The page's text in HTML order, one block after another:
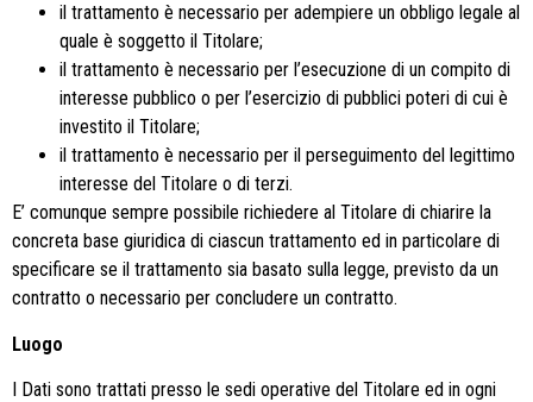
il trattamento è necessario per adempiere un obbligo legale al
quale è soggetto il Titolare;
il trattamento è necessario per l’esecuzione di un compito di
interesse pubblico o per l’esercizio di pubblici poteri di cui è
investito il Titolare;
il trattamento è necessario per il perseguimento del legittimo
interesse del Titolare o di terzi.
E’ comunque sempre possibile richiedere al Titolare di chiarire la
concreta base giuridica di ciascun trattamento ed in particolare di
specificare se il trattamento sia basato sulla legge, previsto da un
contratto o necessario per concludere un contratto.
Luogo
I Dati sono trattati presso le sedi operative del Titolare ed in ogni